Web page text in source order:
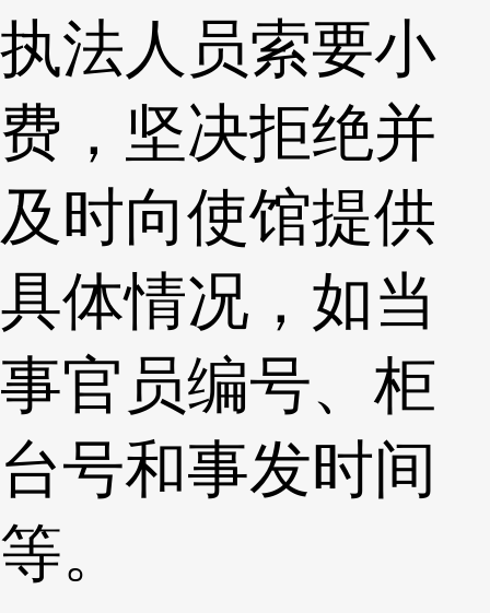
执法人员索要小
费，坚决拒绝并
及时向使馆提供
具体情况，如当
事官员编号、柜
台号和事发时间
等。